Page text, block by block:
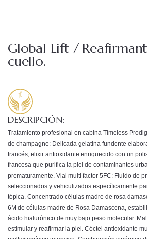
Global Lift /
cuello.
DESCRIPCIÓN:
Tratamiento profesional en cabina Timeless
de champagne: Delicada gelatina fundente
francés, elixir antioxidante enriquecido con un
francesa que purifica la piel de contaminantes
prematuramente. Vial multi factor 5FC: Fluido de
seleccionados y vehiculizados específicamente
tópica. Concentrado células madre de rosa
6M de células madre de Rosa Damascena,
ácido hialurónico de muy bajo peso molecular.
estimular y reafirmar la piel. Cóctel antioxidante